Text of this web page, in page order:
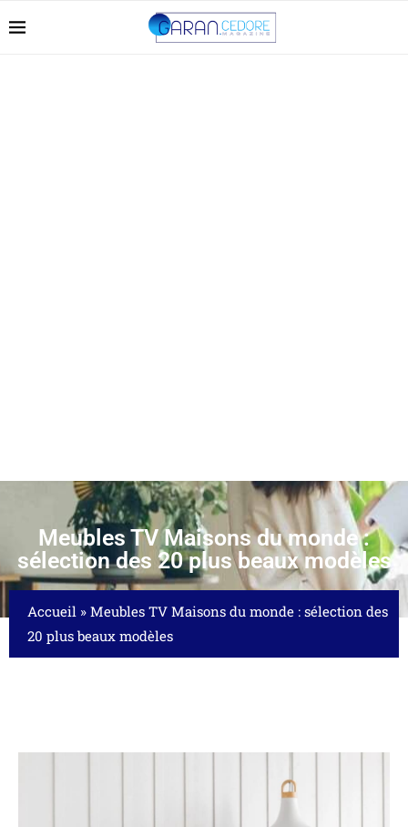
Meubles TV Maisons du monde :
sélection des 20 plus beaux modèles
Accueil » Meubles TV Maisons du monde : sélection des
20 plus beaux modèles